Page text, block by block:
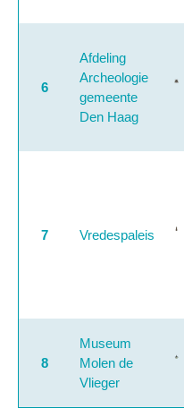
6
Afdeling
Archeologie
gemeente
Den Haag
7 Vredespaleis
8
Museum
Molen de
Vlieger